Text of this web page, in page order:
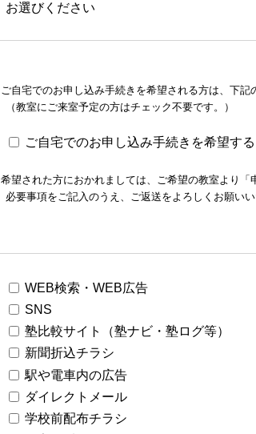
お選びください
ご自宅でのお申し込み手続きを希望される方は、下
（教室にご来室予定の方はチェック不要です。）
ご自宅でのお申し込み手続きを希望する
希望された方におかれましては、ご希望の教室より「
必要事項をご記入のうえ、ご返送をよろしくお願い
WEB検索・WEB広告
SNS
塾比較サイト（塾ナビ・塾ログ等）
新聞折込チラシ
駅や電車内の広告
ダイレクトメール
学校前配布チラシ